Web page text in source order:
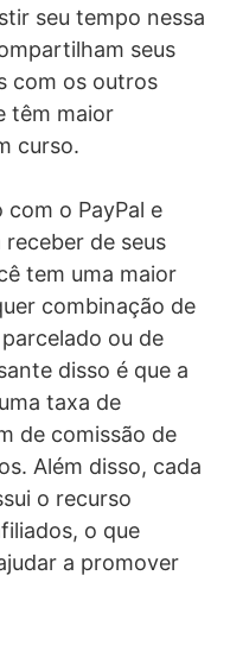
seu tempo nessa
seus
com os outros
têm maior
curso.
o PayPal e
de seus
tem uma maior
combinação de
ou de
disso é que a
taxa de
de comissão de
Além disso, cada
o recurso
o que
a promover